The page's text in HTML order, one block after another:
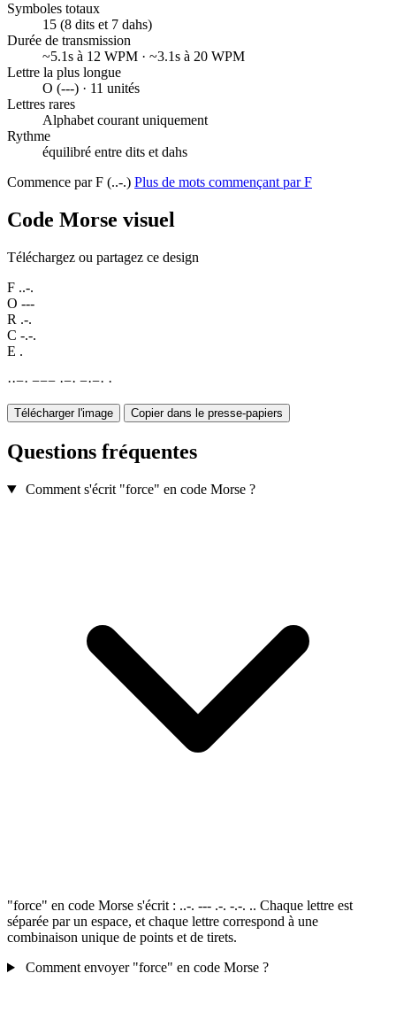
Symboles totaux
15 (8 dits et 7 dahs)
Durée de transmission
~5.1s à 12 WPM · ~3.1s à 20 WPM
Lettre la plus longue
O (---) · 11 unités
Lettres rares
Alphabet courant uniquement
Rythme
équilibré entre dits et dahs
Commence par F (..-.) Plus de mots commençant par F
Code Morse visuel
Téléchargez ou partagez ce design
F ..-.
O ---
R .-.
C -.-.
E .
··−· −−− ·−· −·−· ·
Télécharger l'image Copier dans le presse-papiers
Questions fréquentes
Comment s'écrit "force" en code Morse ?
"force" en code Morse s'écrit : ..-. --- .-. -.-. .. Chaque lettre est
séparée par un espace, et chaque lettre correspond à une
combinaison unique de points et de tirets.
Comment envoyer "force" en code Morse ?